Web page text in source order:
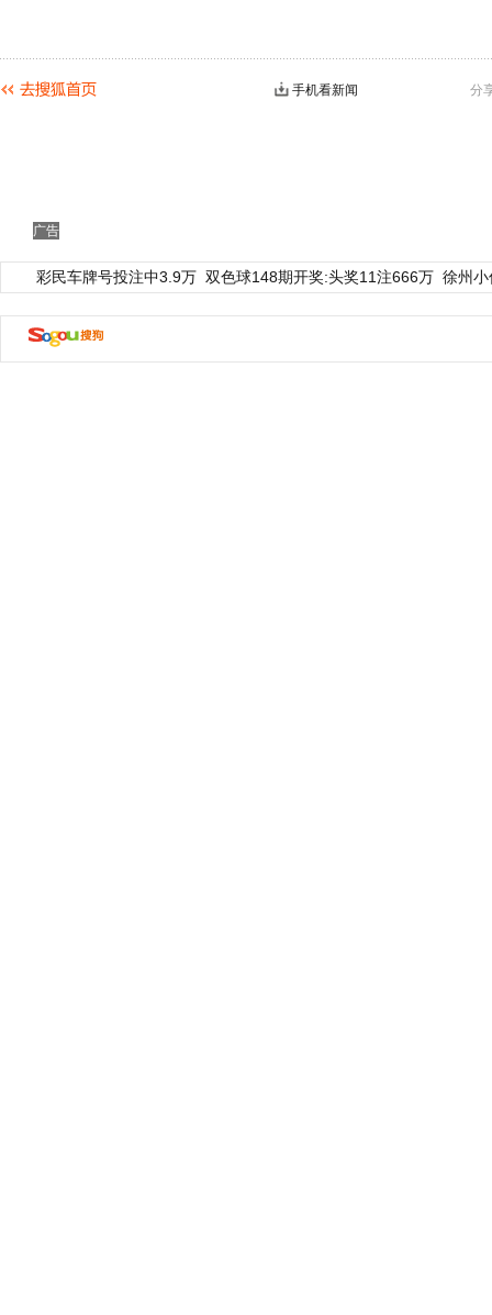
分
手机看新闻
广告
彩民车牌号投注中3.9万 双色球148期开奖:头奖11注666万 徐州